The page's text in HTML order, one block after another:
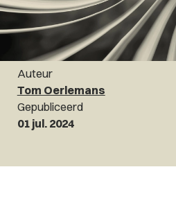
Auteur
Tom Oerlemans
Gepubliceerd
01 jul. 2024